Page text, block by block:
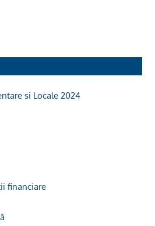
si Locale 2024
financiare